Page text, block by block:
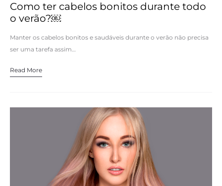
Como ter cabelos bonitos durante todo
o verão?￼
Manter os cabelos bonitos e saudáveis durante o verão não precisa
ser uma tarefa assim…
Read More